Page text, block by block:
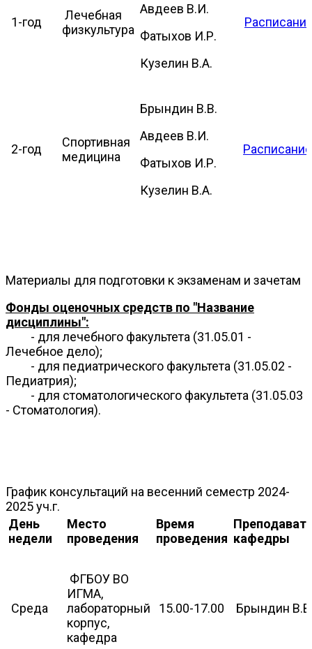
1-год
Лечебная
физкультура
Авдеев В.И.
Фатыхов И.Р.
Кузелин В.А.
2-год
Спортивная
медицина
Брындин В.В.
Авдеев В.И.
Фатыхов И.Р.
Кузелин В.А.
Расписание
Материалы для подготовки к экзаменам и зачетам
Фонды оценочных средств по "Название
дисциплины":
- для лечебного факультета (31.05.01 -
Лечебное дело);
- для педиатрического факультета (31.05.02 -
Педиатрия);
- для стоматологического факультета (31.05.03
- Стоматология).
График консультаций на весенний семестр 2024-
2025 уч.г.
День
недели
Место
проведения
Время
проведения кафедры
Среда
ФГБОУ ВО
ИГМА,
лабораторный
корпус,
кафедра
15.00-17.00 Брындин